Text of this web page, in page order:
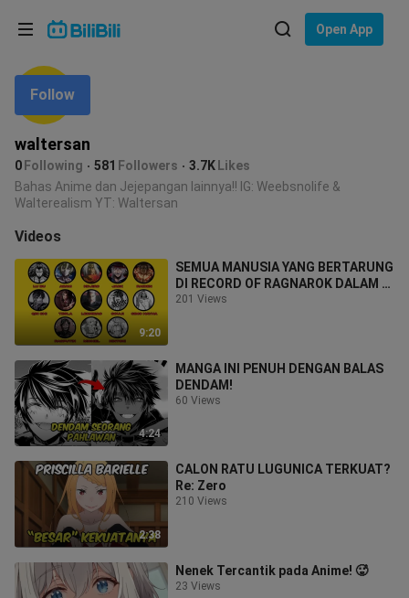
Open App
waltersan
0 Following 581 Followers 3.7K Likes
Follow
Bahas Anime dan Jejepangan lainnya!! IG: Weebsnolife &
Walterealism YT: Waltersan
Videos
9:20
SEMUA MANUSIA YANG BERTARUNG
DI RECORD OF RAGNAROK DALAM 9
MENIT
201 Views
4:24
MANGA INI PENUH DENGAN BALAS
DENDAM!
60 Views
2:38
CALON RATU LUGUNICA TERKUAT?
Re: Zero
210 Views
Nenek Tercantik pada Anime! 🥵
23 Views
Language: English
In
Choose your language
English
ภาษาไทย
Tiếng Việt
Bahasa Indonesia
Bahasa Melayu